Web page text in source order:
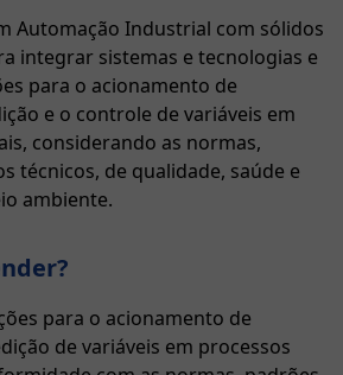
Automação Industrial com sólidos
integrar sistemas e tecnologias e
para o acionamento de
e o controle de variáveis em
considerando as normas,
técnicos, de qualidade, saúde e
ambiente.
para o acionamento de
de variáveis em processos